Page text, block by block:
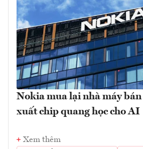
Nokia mua lại nhà máy
xuất chip quang học cho AI
Xem thêm